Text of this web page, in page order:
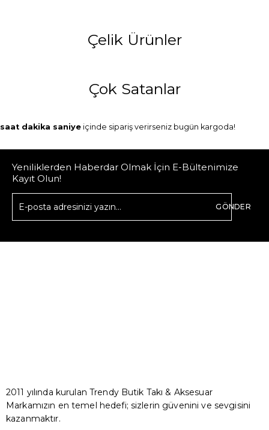
Çelik Ürünler
Çok Satanlar
saat dakika saniye içinde sipariş verirseniz bugün kargoda!
Yeniliklerden Haberdar Olmak İçin E-Bültenimize
Kayıt Olun!
GÖNDER
2011 yılında kurulan Trendy Butik Takı & Aksesuar
Markamızın en temel hedefi; sizlerin güvenini ve sevgisini
kazanmaktır.